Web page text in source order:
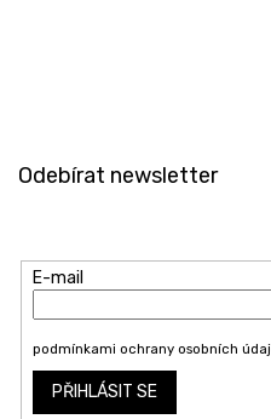
Odebírat newsletter
E-mail
podmínkami ochrany osobních
PŘIHLÁSIT SE